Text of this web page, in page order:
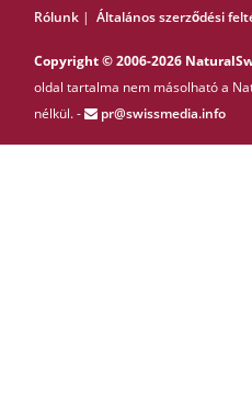
Rólunk | Általános szerződési
Copyright © 2006-2026
oldal tartalma nem másolható a
nélkül. -
pr@swissmedia.info